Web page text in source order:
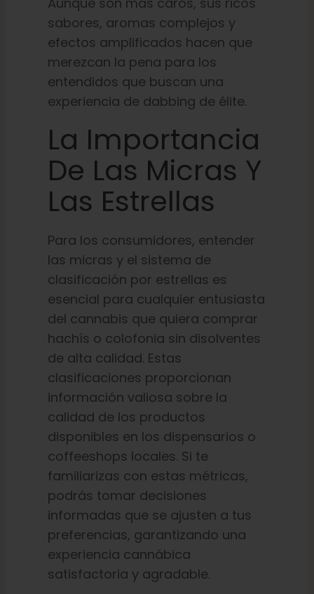
sabores, aromas complejos y
efectos amplificados hacen que
merezcan la pena para los
entendidos que buscan una
experiencia de dabbing de élite.
La Importancia
De Las Micras Y
Las Estrellas
Para los consumidores, entender
las micras y el sistema de
clasificación por estrellas es
esencial para cualquier entusiasta
del cannabis que quiera comprar
hachís o colofonia sin disolventes
de alta calidad. Estas
clasificaciones proporcionan
información valiosa sobre la
calidad de los productos
disponibles en los dispensarios o
coffeeshops locales. Si te
familiarizas con estas métricas,
podrás tomar decisiones
informadas que se ajusten a tus
preferencias, garantizando una
experiencia cannábica
satisfactoria y agradable.